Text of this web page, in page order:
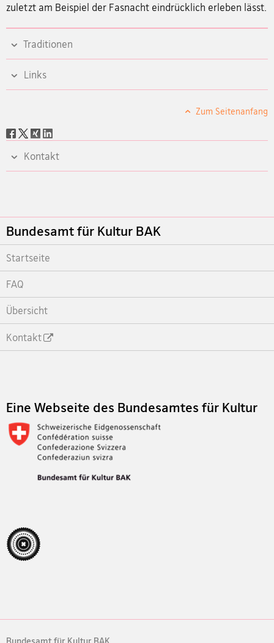
zuletzt am Beispiel der Fasnacht eindrücklich erleben lässt.
Traditionen
Links
Zum Seitenanfang
Social
Kontakt
Footer
Bundesamt für Kultur BAK
Startseite
FAQ
Übersicht
Kontakt
Eine Webseite des Bundesamtes für Kultur